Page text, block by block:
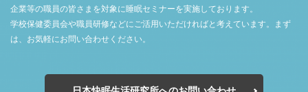
企業等の職員の皆さまを対象に睡眠セミナーを実施しております。
学校保健委員会や職員研修などにご活用いただければと考えています。まず
は、お気軽にお問い合わせください。